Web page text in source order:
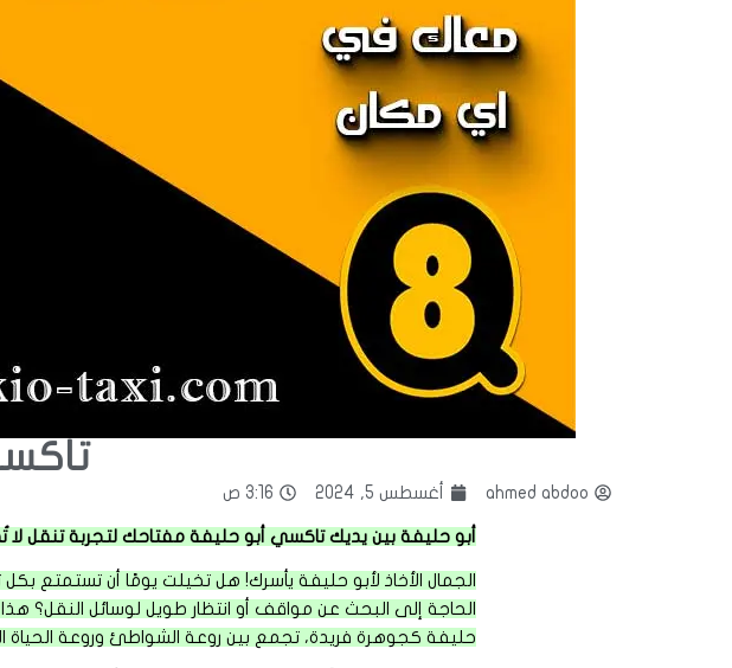
ahmed abdoo أغسطس 5, 2024 3:16 ص
أبو حليفة بين يديك تاكسي أبو حليفة مفتاحك لتجربة تنقل لا
الجمال الأخاذ لأبو حليفة يأسرك! هل تخيلت يومًا أن تستمتع
الحاجة إلى البحث عن مواقف أو انتظار طويل لوسائل النقل؟
حليفة كجوهرة فريدة، تجمع بين روعة الشواطئ وروعة الحياة